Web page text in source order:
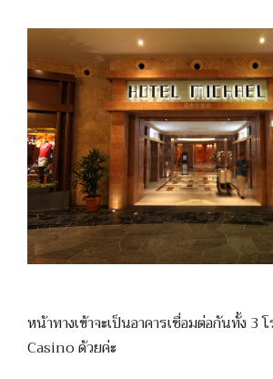
หน้าทางเข้าจะเป็นอาคารเชื่อมต่อกันทั้ง 3
Casino ด้วยค่ะ